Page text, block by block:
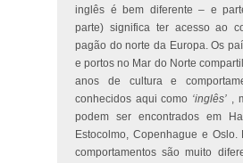
inglês é bem diferente – e
parte) significa ter acesso ao
pagão do norte da Europa. Os
e portos no Mar do Norte
anos de cultura e
conhecidos aqui como ‘inglês’ ,
podem ser encontrados em
Estocolmo, Copenhague e
comportamentos são muito